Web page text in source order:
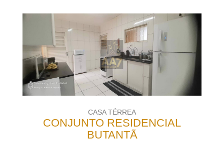
CASA TÉRREA
CONJUNTO RESIDENCIAL
BUTANTÃ